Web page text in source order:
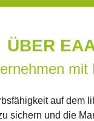
ÜBER
mit
auf dem
sichern und die